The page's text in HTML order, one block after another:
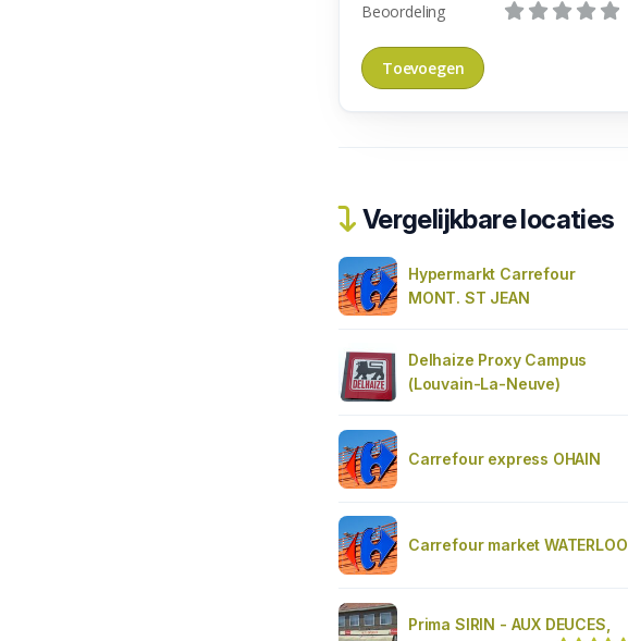
Beoordeling
Vergelijkbare locaties
Hypermarkt Carrefour
MONT. ST JEAN
Delhaize Proxy Campus
(Louvain-La-Neuve)
Carrefour express OHAIN
Carrefour market WATERLOO
Prima SIRIN - AUX DEUCES,